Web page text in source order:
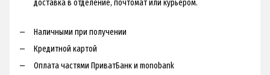
доставка в отделение, почтомат или курьером.
Наличными при получении
Кредитной картой
Оплата частями ПриватБанк и monobank